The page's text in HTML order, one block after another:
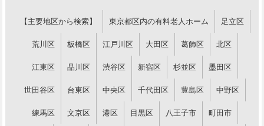
【主要地区から検索】 東京都区内の有料老人ホーム 足立区
荒川区 板橋区 江戸川区 大田区 葛飾区 北区
江東区 品川区 渋谷区 新宿区 杉並区 墨田区
世田谷区 台東区 中央区 千代田区 豊島区 中野区
練馬区 文京区 港区 目黒区 八王子市 町田市